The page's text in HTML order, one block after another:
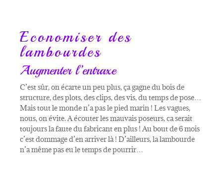
Economiser des
lambourdes
Augmenter l’entraxe
C’est sûr, on écarte un peu plus, ça gagne du bois de
structure, des plots, des clips, des vis, du temps de pose…
Mais tout le monde n’a pas le pied marin ! Les vagues,
nous, on évite. A écouter les mauvais poseurs, ca serait
toujours la faute du fabricant en plus ! Au bout de 6 mois
c’est dommage d’en arriver là ! D’ailleurs, la lambourde
n’a même pas eu le temps de pourrir…